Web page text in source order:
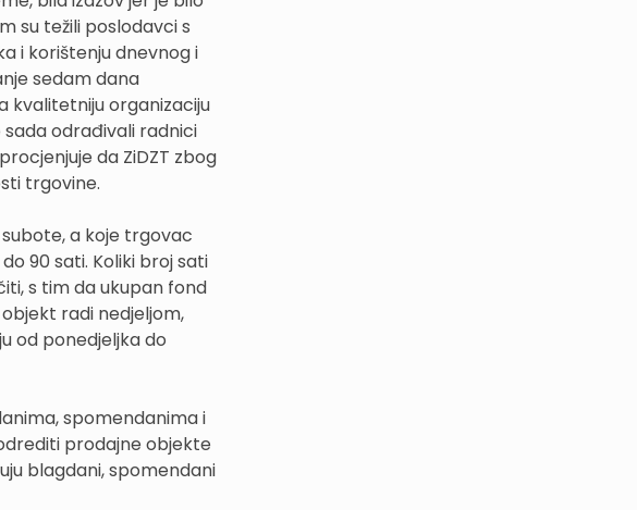
su težili poslodavci s
i korištenju dnevnog i
sedam dana
kvalitetniju organizaciju
odrađivali radnici
da ZiDZT zbog
trgovine.
a koje trgovac
90 sati. Koliki broj sati
s tim da ukupan fond
radi nedjeljom,
od ponedjeljka do
spomendanima i
prodajne objekte
blagdani, spomendani